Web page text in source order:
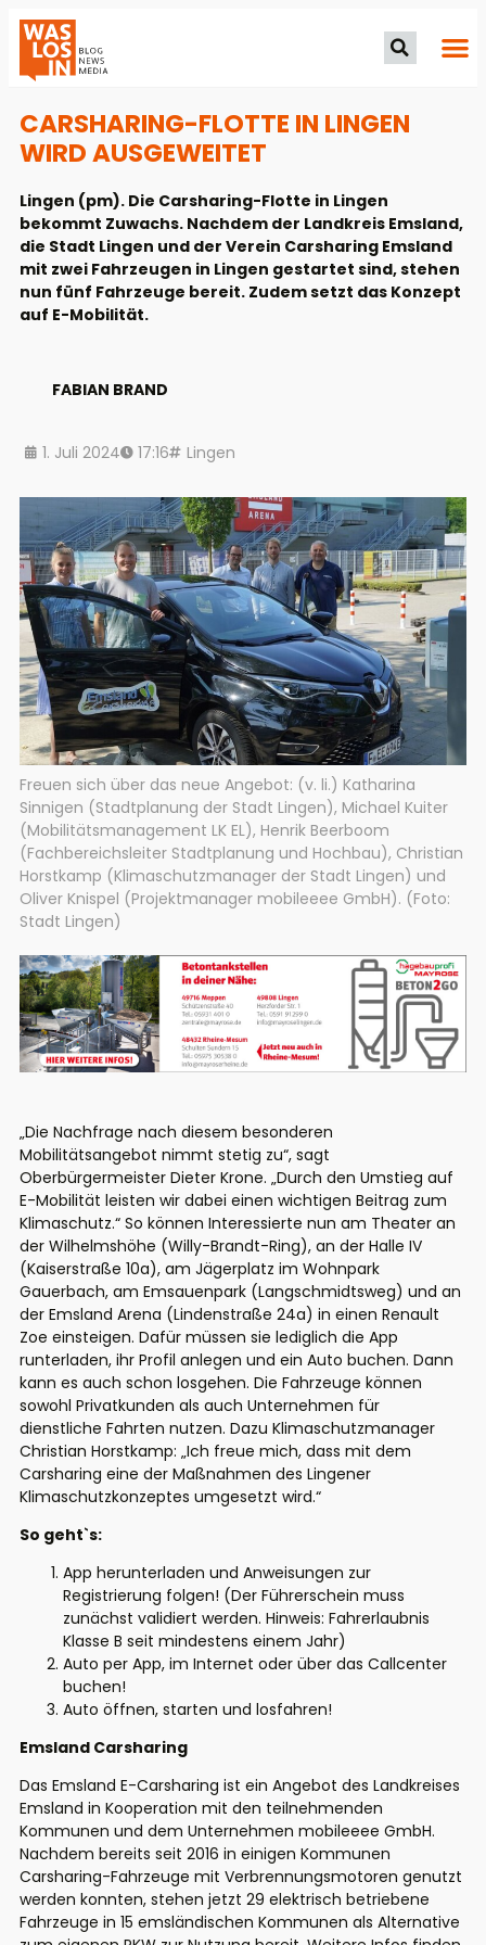
CARSHARING-FLOTTE IN LINGEN
WIRD AUSGEWEITET
Lingen (pm). Die Carsharing-Flotte in Lingen
bekommt Zuwachs. Nachdem der Landkreis Emsland,
die Stadt Lingen und der Verein Carsharing Emsland
mit zwei Fahrzeugen in Lingen gestartet sind, stehen
nun fünf Fahrzeuge bereit. Zudem setzt das Konzept
auf E-Mobilität.
FABIAN BRAND
1. Juli 2024 17:16 Lingen
Freuen sich über das neue Angebot: (v. li.) Katharina
Sinnigen (Stadtplanung der Stadt Lingen), Michael Kuiter
(Mobilitätsmanagement LK EL), Henrik Beerboom
(Fachbereichsleiter Stadtplanung und Hochbau), Christian
Horstkamp (Klimaschutzmanager der Stadt Lingen) und
Oliver Knispel (Projektmanager mobileeee GmbH). (Foto:
Stadt Lingen)
„Die Nachfrage nach diesem besonderen
Mobilitätsangebot nimmt stetig zu“, sagt
Oberbürgermeister Dieter Krone. „Durch den Umstieg auf
E-Mobilität leisten wir dabei einen wichtigen Beitrag zum
Klimaschutz.“ So können Interessierte nun am Theater an
der Wilhelmshöhe (Willy-Brandt-Ring), an der Halle IV
(Kaiserstraße 10a), am Jägerplatz im Wohnpark
Gauerbach, am Emsauenpark (Langschmidtsweg) und an
der Emsland Arena (Lindenstraße 24a) in einen Renault
Zoe einsteigen. Dafür müssen sie lediglich die App
runterladen, ihr Profil anlegen und ein Auto buchen. Dann
kann es auch schon losgehen. Die Fahrzeuge können
sowohl Privatkunden als auch Unternehmen für
dienstliche Fahrten nutzen. Dazu Klimaschutzmanager
Christian Horstkamp: „Ich freue mich, dass mit dem
Carsharing eine der Maßnahmen des Lingener
Klimaschutzkonzeptes umgesetzt wird.“
So geht`s:
App herunterladen und Anweisungen zur
Registrierung folgen! (Der Führerschein muss
zunächst validiert werden. Hinweis: Fahrerlaubnis
Klasse B seit mindestens einem Jahr)
Auto per App, im Internet oder über das Callcenter
buchen!
Auto öffnen, starten und losfahren!
Emsland Carsharing
Das Emsland E-Carsharing ist ein Angebot des Landkreises
Emsland in Kooperation mit den teilnehmenden
Kommunen und dem Unternehmen mobileeee GmbH.
Nachdem bereits seit 2016 in einigen Kommunen
Carsharing-Fahrzeuge mit Verbrennungsmotoren genutzt
werden konnten, stehen jetzt 29 elektrisch betriebene
Fahrzeuge in 15 emsländischen Kommunen als Alternative